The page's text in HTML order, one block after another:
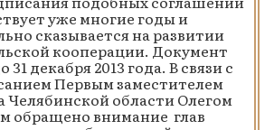
уже многие годы и
сказывается на развитии
кооперации. Документ
31 декабря 2013 года. В связи с
Первым заместителем
Челябинской области Олегом
обращено внимание глав